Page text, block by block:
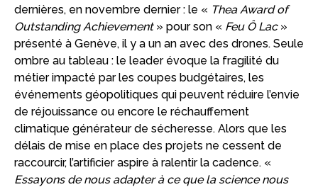
dernières, en novembre dernier : le « Thea Award of
Outstanding Achievement» pour son « Feu Ô Lac»
présenté à Genève, il y a un an avec des drones. Seule
ombre au tableau : le leader évoque la fragilité du
métier impacté par les coupes budgétaires, les
événements géopolitiques qui peuvent réduire l’envie
de réjouissance ou encore le réchauffement
climatique générateur de sécheresse. Alors que les
délais de mise en place des projets ne cessent de
raccourcir, l’artificier aspire à ralentir la cadence. «
Essayons de nous adapter à ce que la science nous